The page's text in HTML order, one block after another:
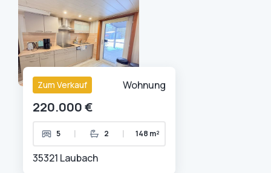
Zum Verkauf Wohnung
220.000 €
5 | 2 | 148 m²
35321 Laubach